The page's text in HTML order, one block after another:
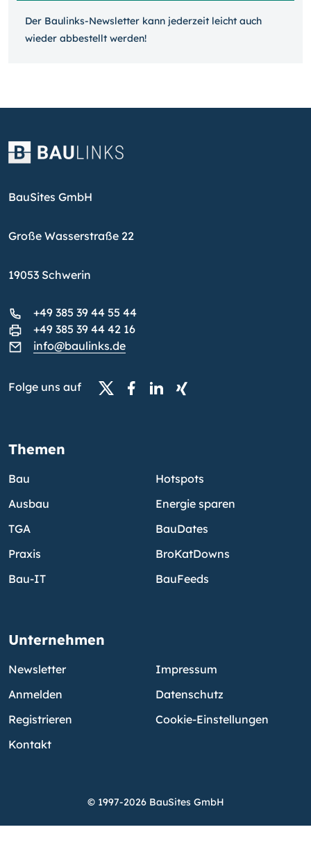
Der Baulinks-Newsletter kann jeder­zeit leicht auch
wieder ab­bestellt werden!
BauSites GmbH
Große Wasserstraße 22
19053 Schwerin
+49 385 39 44 55 44
+49 385 39 44 42 16
info@baulinks.de
Folge uns auf
Themen
Bau
Ausbau
TGA
Praxis
Bau-IT
Hotspots
Energie sparen
BauDates
BroKatDowns
BauFeeds
Unternehmen
Newsletter
Anmelden
Registrieren
Kontakt
Impressum
Datenschutz
Cookie-Einstellungen
© 1997-2026 BauSites GmbH